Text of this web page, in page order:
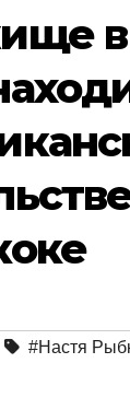
#Настя